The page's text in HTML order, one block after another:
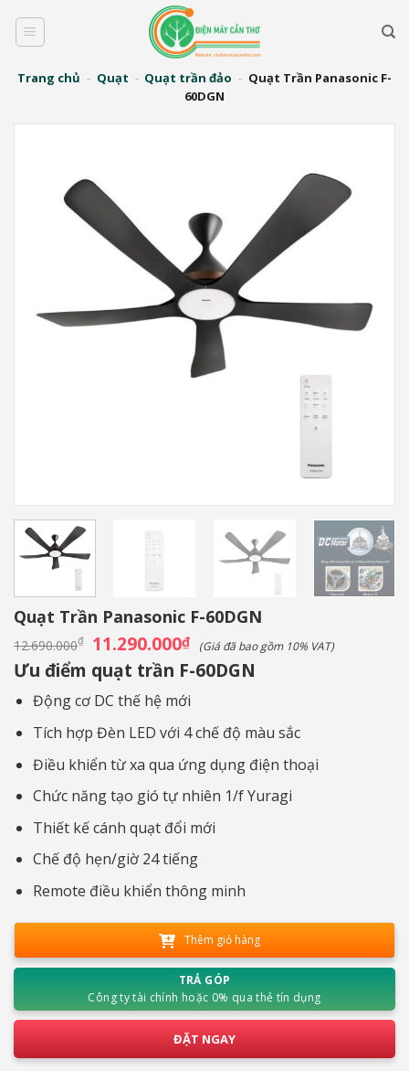
qua
dungTrang chủ - Quạt - Quạt trần đảo - Quạt Trần Panasonic F-
60DGN
Quạt Trần Panasonic F-60DGN
12.690.000₫ Giá
gốc
là:
12.690.000₫.
11.290.000₫Giá
hiện
tại
là:
11.290.000₫.
(Giá đã bao gồm 10% VAT)
Ưu điểm quạt trần F-60DGN
Động cơ DC thế hệ mới
Tích hợp Đèn LED với 4 chế độ màu sắc
Điều khiển từ xa qua ứng dụng điện thoại
Chức năng tạo gió tự nhiên 1/f Yuragi
Thiết kế cánh quạt đổi mới
Chế độ hẹn/giờ 24 tiếng
Remote điều khiển thông minh
Thêm giỏ hàng
TRẢ GÓP
Công ty tài chính hoặc 0% qua thẻ tín dụng
ĐẶT NGAY